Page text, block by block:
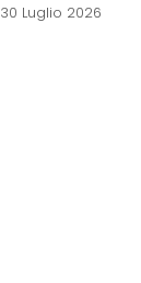
30 Luglio 2026